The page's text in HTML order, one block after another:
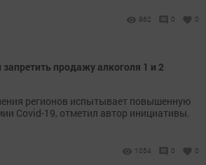
862 0 0
продажу алкоголя 1 и 2
регионов испытывает повышенную
Covid-19, отметил автор инициативы.
1054 0 0